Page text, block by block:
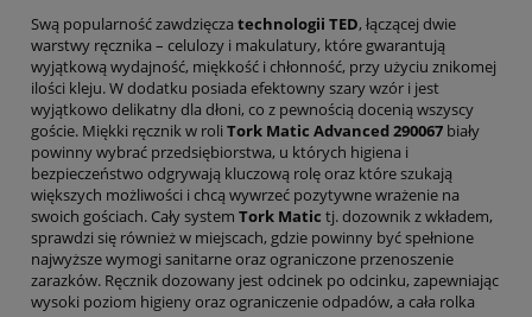
Swą popularność zawdzięcza technologii TED, łączącej dwie
warstwy ręcznika – celulozy i makulatury, które gwarantują
wyjątkową wydajność, miękkość i chłonność, przy użyciu znikomej
ilości kleju. W dodatku posiada efektowny szary wzór i jest
wyjątkowo delikatny dla dłoni, co z pewnością docenią wszyscy
goście. Miękki ręcznik w roli Tork Matic Advanced 290067 biały
powinny wybrać przedsiębiorstwa, u których higiena i
bezpieczeństwo odgrywają kluczową rolę oraz które szukają
większych możliwości i chcą wywrzeć pozytywne wrażenie na
swoich gościach. Cały system Tork Matic tj. dozownik z wkładem,
sprawdzi się również w miejscach, gdzie powinny być spełnione
najwyższe wymogi sanitarne oraz ograniczone przenoszenie
zarazków. Ręcznik dozowany jest odcinek po odcinku, zapewniając
wysoki poziom higieny oraz ograniczenie odpadów, a cała rolka